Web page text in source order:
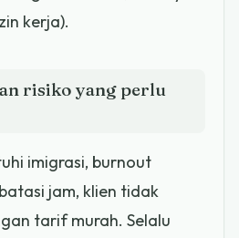
kerja).
risiko yang perlu
imigrasi, burnout
jam, klien tidak
tarif murah. Selalu